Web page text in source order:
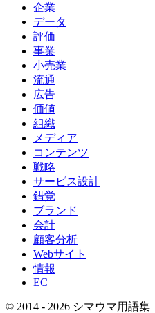
企業
データ
評価
事業
小売業
流通
広告
価値
組織
メディア
コンテンツ
戦略
サービス設計
錯覚
ブランド
会計
顧客分析
Webサイト
情報
EC
© 2014 - 2026 シマウマ用語集 |